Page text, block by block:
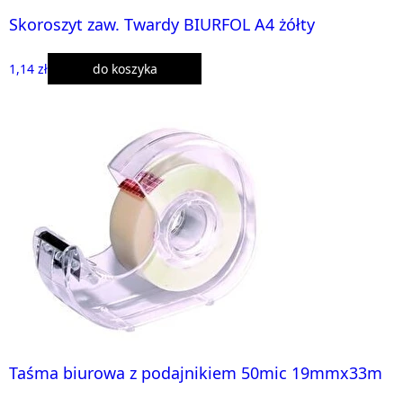
Skoroszyt zaw. Twardy BIURFOL A4 żółty
1,14 zł do koszyka
Taśma biurowa z podajnikiem 50mic 19mmx33m